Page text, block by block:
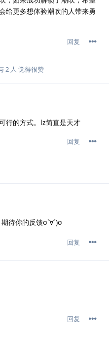
给更多想体验潮吹的人带来勇
回复
2 人 觉得很赞
行的方式。lz简直是天才
回复
待你的反馈σ`∀´)σ
回复
回复